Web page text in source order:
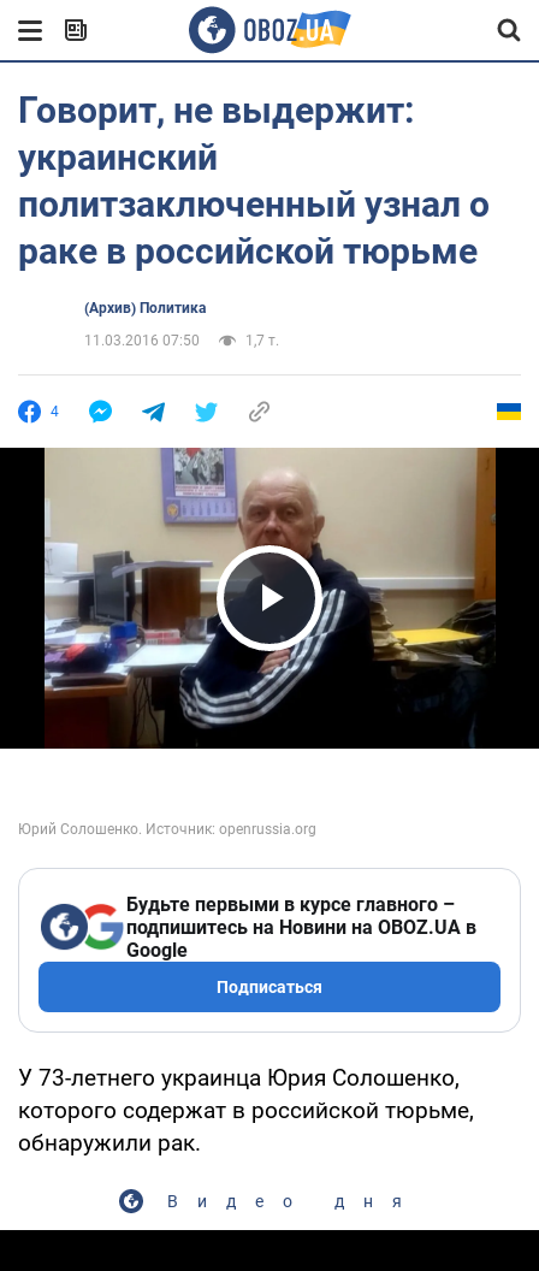
Говорит, не выдержит:
украинский
политзаключенный узнал о
раке в российской тюрьме
(Архив) Политика
11.03.2016 07:50
1,7 т.
4
Play Video
Будьте первыми в курсе главного –
подпишитесь на Новини на OBOZ.UA в
Google
Подписаться
У 73-летнего украинца Юрия Солошенко,
которого содержат в российской тюрьме,
обнаружили рак.
Видео дня